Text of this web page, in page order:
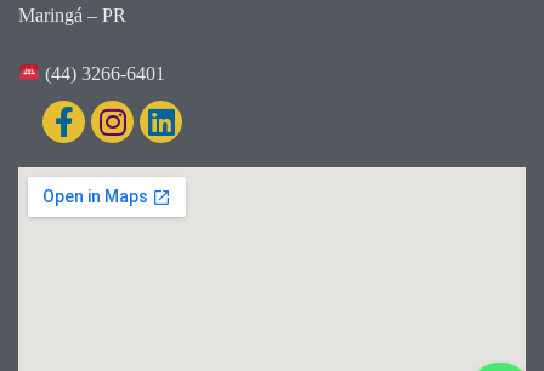
Maringá – PR
(44) 3266-6401